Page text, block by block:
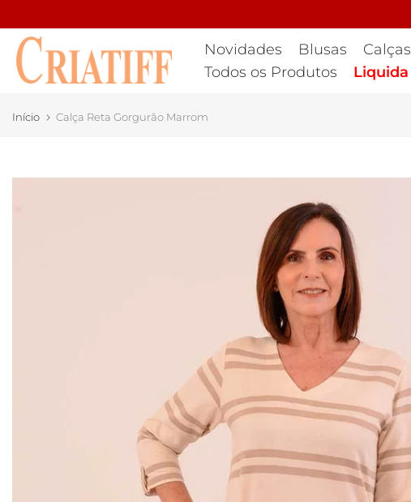
para
o
conteúdo
Novidades Blusas Calças
Todos os Produtos
Liquida
Início Calça Reta Gorgurão Marrom